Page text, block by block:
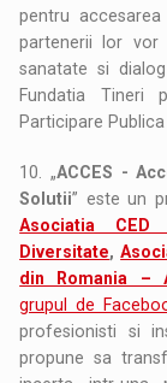
pentru
partenerii lor
sanatate si
Fundatia Tineri
Participare
10. „ACCES -
Solutii” este un
Asociatia
Diversitate,
din Romania –
grupul de
profesionisti si
propune sa